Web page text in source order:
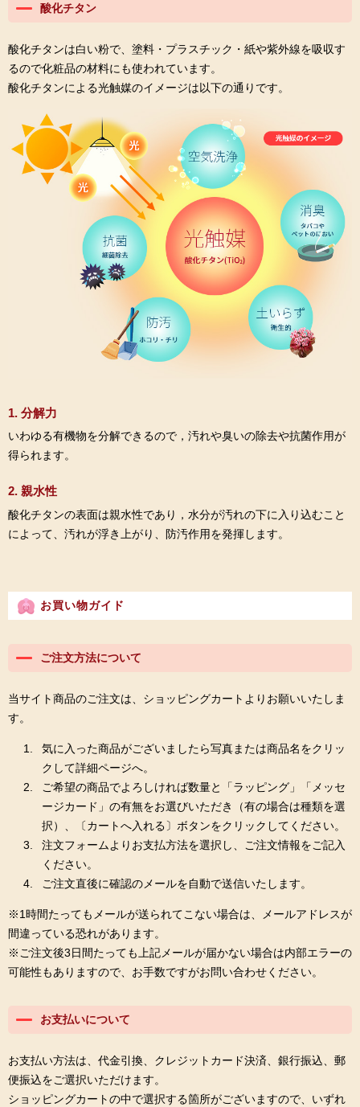
酸化チタン
酸化チタンは白い粉で、塗料・プラスチック・紙や紫外線を吸収す
るので化粧品の材料にも使われています。
酸化チタンによる光触媒のイメージは以下の通りです。
1. 分解力
いわゆる有機物を分解できるので，汚れや臭いの除去や抗菌作用が
得られます。
2. 親水性
酸化チタンの表面は親水性であり，水分が汚れの下に入り込むこと
によって、汚れが浮き上がり、防汚作用を発揮します。
お買い物ガイド
ご注文方法について
当サイト商品のご注文は、ショッピングカートよりお願いいたしま
す。
気に入った商品がございましたら写真または商品名をクリッ
クして詳細ページへ。
ご希望の商品でよろしければ数量と「ラッピング」「メッセ
ージカード」の有無をお選びいただき（有の場合は種類を選
択）、〔カートへ入れる〕ボタンをクリックしてください。
注文フォームよりお支払方法を選択し、ご注文情報をご記入
ください。
ご注文直後に確認のメールを自動で送信いたします。
※1時間たってもメールが送られてこない場合は、メールアドレスが
間違っている恐れがあります。
※ご注文後3日間たっても上記メールが届かない場合は内部エラーの
可能性もありますので、お手数ですがお問い合わせください。
お支払いについて
お支払い方法は、代金引換、クレジットカード決済、銀行振込、郵
便振込をご選択いただけます。
ショッピングカートの中で選択する箇所がございますので、いずれ